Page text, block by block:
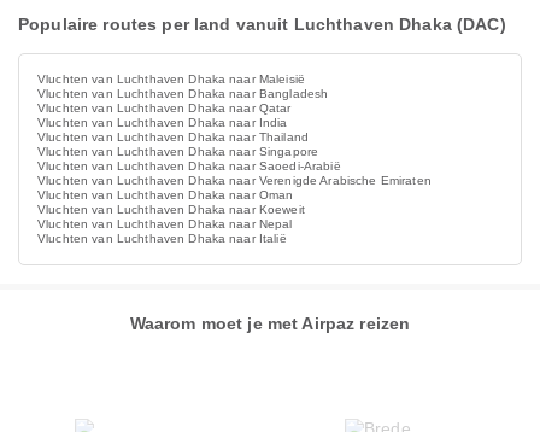
Populaire routes per land vanuit Luchthaven Dhaka (DAC)
Vluchten van Luchthaven Dhaka naar Maleisië
Vluchten van Luchthaven Dhaka naar Bangladesh
Vluchten van Luchthaven Dhaka naar Qatar
Vluchten van Luchthaven Dhaka naar India
Vluchten van Luchthaven Dhaka naar Thailand
Vluchten van Luchthaven Dhaka naar Singapore
Vluchten van Luchthaven Dhaka naar Saoedi-Arabië
Vluchten van Luchthaven Dhaka naar Verenigde Arabische Emiraten
Vluchten van Luchthaven Dhaka naar Oman
Vluchten van Luchthaven Dhaka naar Koeweit
Vluchten van Luchthaven Dhaka naar Nepal
Vluchten van Luchthaven Dhaka naar Italië
Waarom moet je met Airpaz reizen